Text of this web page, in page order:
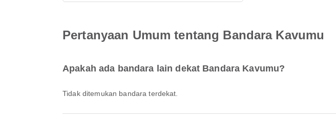
Pertanyaan Umum tentang Bandara Kavumu
Apakah ada bandara lain dekat Bandara Kavumu?
Tidak ditemukan bandara terdekat.